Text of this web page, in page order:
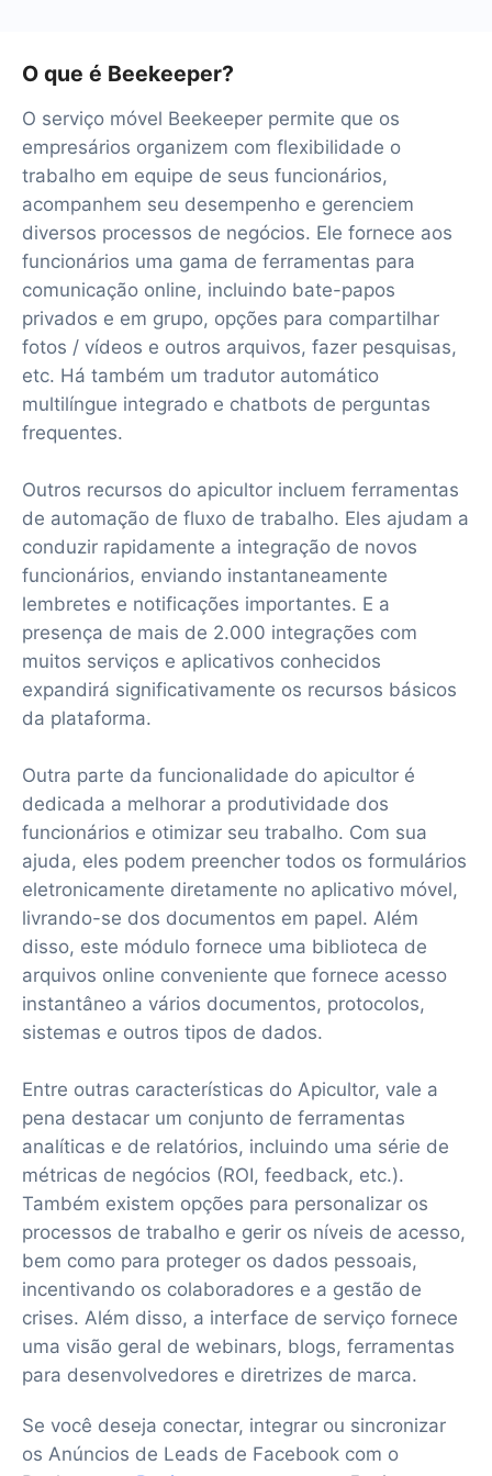
O que é Beekeeper?
O serviço móvel Beekeeper permite que os
empresários organizem com flexibilidade o
trabalho em equipe de seus funcionários,
acompanhem seu desempenho e gerenciem
diversos processos de negócios. Ele fornece aos
funcionários uma gama de ferramentas para
comunicação online, incluindo bate-papos
privados e em grupo, opções para compartilhar
fotos / vídeos e outros arquivos, fazer pesquisas,
etc. Há também um tradutor automático
multilíngue integrado e chatbots de perguntas
frequentes.
Outros recursos do apicultor incluem ferramentas
de automação de fluxo de trabalho. Eles ajudam a
conduzir rapidamente a integração de novos
funcionários, enviando instantaneamente
lembretes e notificações importantes. E a
presença de mais de 2.000 integrações com
muitos serviços e aplicativos conhecidos
expandirá significativamente os recursos básicos
da plataforma.
Outra parte da funcionalidade do apicultor é
dedicada a melhorar a produtividade dos
funcionários e otimizar seu trabalho. Com sua
ajuda, eles podem preencher todos os formulários
eletronicamente diretamente no aplicativo móvel,
livrando-se dos documentos em papel. Além
disso, este módulo fornece uma biblioteca de
arquivos online conveniente que fornece acesso
instantâneo a vários documentos, protocolos,
sistemas e outros tipos de dados.
Entre outras características do Apicultor, vale a
pena destacar um conjunto de ferramentas
analíticas e de relatórios, incluindo uma série de
métricas de negócios (ROI, feedback, etc.).
Também existem opções para personalizar os
processos de trabalho e gerir os níveis de acesso,
bem como para proteger os dados pessoais,
incentivando os colaboradores e a gestão de
crises. Além disso, a interface de serviço fornece
uma visão geral de webinars, blogs, ferramentas
para desenvolvedores e diretrizes de marca.
Se você deseja conectar, integrar ou sincronizar
os Anúncios de Leads de Facebook com o